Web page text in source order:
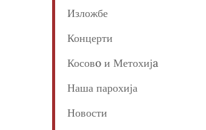
Изложбе
Концерти
Косовo и Метохијa
Наша парохија
Новости